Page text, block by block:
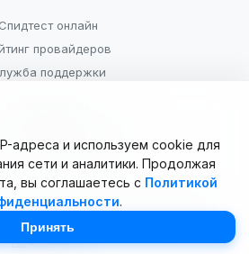
Спидтест онлайн
провайдеров
поддержки
использования
(ИП Долматова В.В.). Все права
адреса и используем cookie для
сети и аналитики. Продолжая
вы соглашаетесь с Политикой
.
Принять